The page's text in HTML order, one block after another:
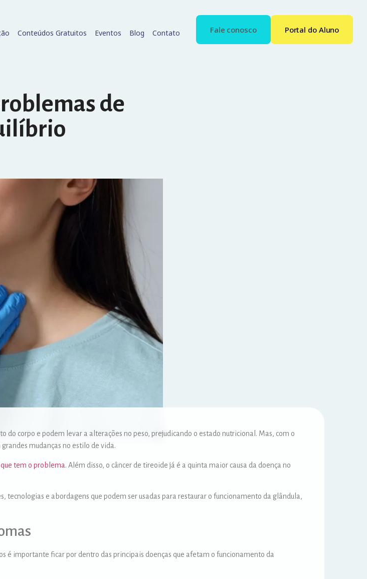
Conteúdos Gratuitos Eventos Blog Contato Fale conosco Portal do Aluno
de
corpo e podem levar a alterações no peso, prejudicando o estado nutricional. Mas, com o
mudanças no estilo de vida.
tem o problema. Além disso, o câncer de tireoide já é a quinta maior causa da doença no
tecnologias e abordagens que podem ser usadas para restaurar o funcionamento da glândula,
é importante ficar por dentro das principais doenças que afetam o funcionamento da